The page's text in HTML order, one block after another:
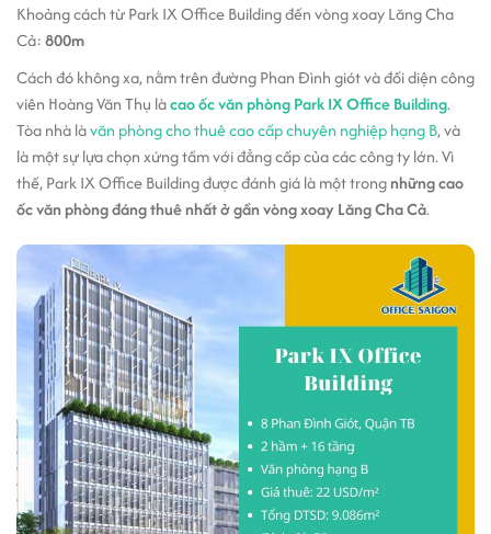
Khoảng cách từ Park IX Office Building đến vòng xoay Lăng Cha
Cả:800m
Cách đó không xa, nằm trên đường Phan Đình giót và đối diện công
viên Hoàng Văn Thụ làcao ốc văn phòng Park IX Office Building.
Tòa nhà làvăn phòng cho thuê cao cấp chuyên nghiệp hạng B, và
là một sự lựa chọn xứng tầm với đẳng cấp của các công ty lớn. Vì
thế, Park IX Office Building được đánh giá là một trongnhững cao
ốc văn phòng đáng thuê nhất ở gần vòng xoay Lăng Cha Cả.